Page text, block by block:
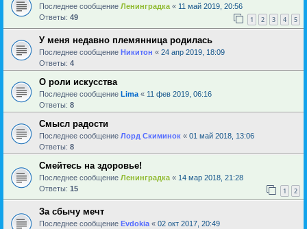
Последнее сообщение Ленинградка « 11 май 2019, 20:56
Ответы: 49 1 2 3 4 5
У меня недавно племянница родилась
Последнее сообщение Никитон « 24 апр 2019, 18:09
Ответы: 4
О роли искусства
Последнее сообщение Lima « 11 фев 2019, 06:16
Ответы: 8
Смысл радости
Последнее сообщение Лорд Скиминок « 01 май 2018, 13:06
Ответы: 8
Смейтесь на здоровье!
Последнее сообщение Ленинградка « 14 мар 2018, 21:28
Ответы: 15 1 2
За сбычу мечт
Последнее сообщение Evdokia « 02 окт 2017, 20:49